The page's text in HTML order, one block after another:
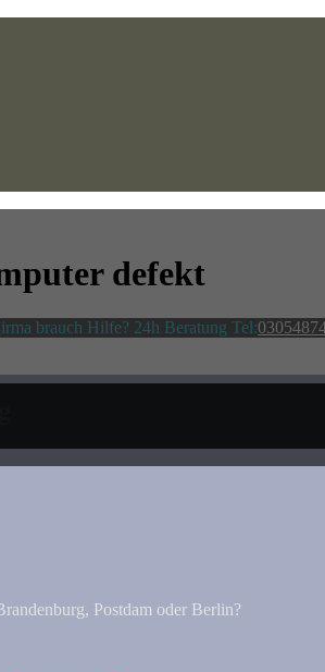
defekt
brauch Hilfe? 24h Beratung Tel:
Postdam oder Berlin?